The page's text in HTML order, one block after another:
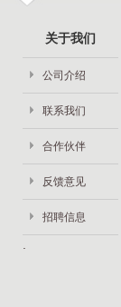
关于我们
公司介绍
联系我们
合作伙伴
反馈意见
招聘信息